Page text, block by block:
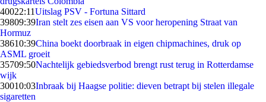
40022:11Uitslag PSV - Fortuna Sittard
39809:39Iran stelt zes eisen aan VS voor heropening Straat van
Hormuz
38610:39China boekt doorbraak in eigen chipmachines, druk op
ASML groeit
35709:50Nachtelijk gebiedsverbod brengt rust terug in Rotterdamse
wijk
30010:03Inbraak bij Haagse politie: dieven betrapt bij stelen illegale
sigaretten